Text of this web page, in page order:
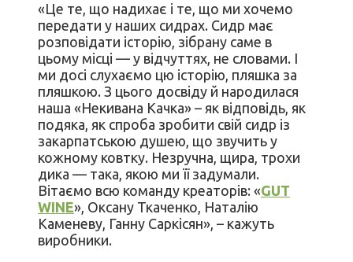
«Це те, що надихає і те, що ми хочемо
передати у наших сидрах. Сидр має
розповідати історію, зібрану саме в
цьому місці — у відчуттях, не словами. І
ми досі слухаємо цю історію, пляшка за
пляшкою. З цього досвіду й народилася
наша «Некивана Качка» – як відповідь, як
подяка, як спроба зробити свій сидр із
закарпатською душею, що звучить у
кожному ковтку. Незручна, щира, трохи
дика — така, якою ми її задумали.
Вітаємо всю команду креаторів: «GUT
WINE», Оксану Ткаченко, Наталію
Каменеву, Ганну Саркісян», – кажуть
виробники.